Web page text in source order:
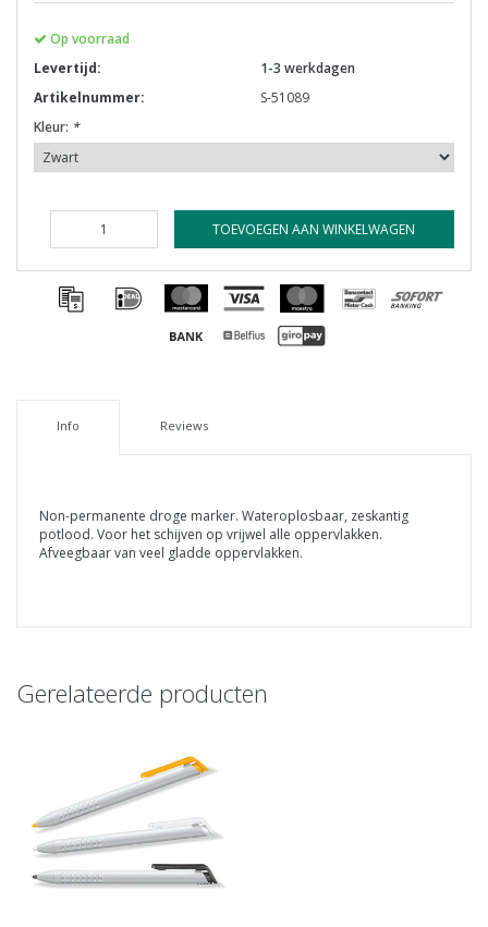
Op voorraad
Levertijd:
1-3 werkdagen
Artikelnummer:
S-51089
Kleur: *
TOEVOEGEN AAN WINKELWAGEN
Info Reviews
Non-permanente droge marker. Wateroplosbaar, zeskantig
potlood. Voor het schijven op vrijwel alle oppervlakken.
Afveegbaar van veel gladde oppervlakken.
Gerelateerde producten